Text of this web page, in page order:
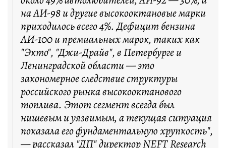
на АИ-98 и другие высокооктановые марки
приходилось всего 4%. Дефицит бензина
АИ-100 и премиальных марок, таких как
"Экто", "Джи-Драйв", в Петербурге и
Ленинградской области — это
закономерное следствие структуры
российского рынка высокооктанового
топлива. Этот сегмент всегда был
нишевым и уязвимым, а текущая ситуация
показала его фундаментальную хрупкость",
— рассказал "ДП" директор NEFT Research